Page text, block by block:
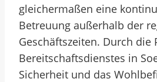
gleichermaßen eine
Betreuung außerhalb der
Geschäftszeiten. Durch die
Bereitschaftsdienstes in
Sicherheit und das